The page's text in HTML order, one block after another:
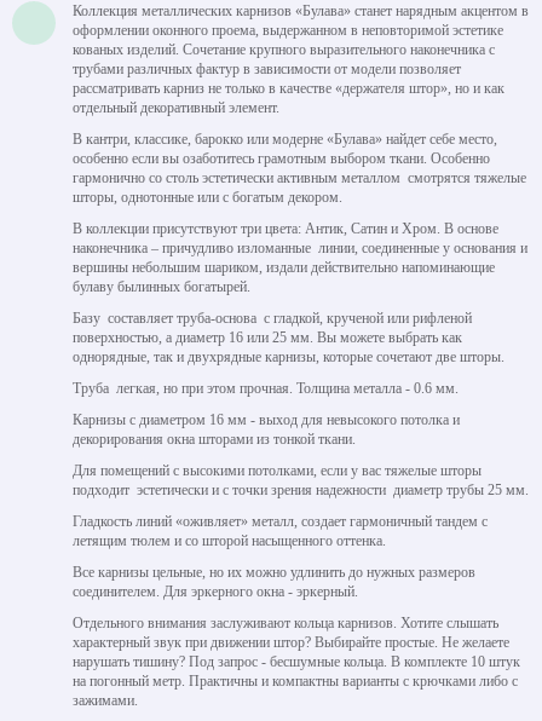
Коллекция металлических карнизов «Булава» станет нарядным акцентом в
оформлении оконного проема, выдержанном в неповторимой эстетике
кованых изделий. Сочетание крупного выразительного наконечника с
трубами различных фактур в зависимости от модели позволяет
рассматривать карниз не только в качестве «держателя штор», но и как
отдельный декоративный элемент.
В кантри, классике, барокко или модерне «Булава» найдет себе место,
особенно если вы озаботитесь грамотным выбором ткани. Особенно
гармонично со столь эстетически активным металлом смотрятся тяжелые
шторы, однотонные или с богатым декором.
В коллекции присутствуют три цвета: Антик, Сатин и Хром. В основе
наконечника – причудливо изломанные линии, соединенные у основания и
вершины небольшим шариком, издали действительно напоминающие
булаву былинных богатырей.
Базу составляет труба-основа с гладкой, крученой или рифленой
поверхностью, а диаметр 16 или 25 мм. Вы можете выбрать как
однорядные, так и двухрядные карнизы, которые сочетают две шторы.
Труба легкая, но при этом прочная. Толщина металла - 0.6 мм.
Карнизы с диаметром 16 мм - выход для невысокого потолка и
декорирования окна шторами из тонкой ткани.
Для помещений с высокими потолками, если у вас тяжелые шторы
подходит эстетически и с точки зрения надежности диаметр трубы 25 мм.
Гладкость линий «оживляет» металл, создает гармоничный тандем с
летящим тюлем и со шторой насыщенного оттенка.
Все карнизы цельные, но их можно удлинить до нужных размеров
соединителем. Для эркерного окна - эркерный.
Отдельного внимания заслуживают кольца карнизов. Хотите слышать
характерный звук при движении штор? Выбирайте простые. Не желаете
нарушать тишину? Под запрос - бесшумные кольца. В комплекте 10 штук
на погонный метр. Практичны и компактны варианты с крючками либо с
зажимами.